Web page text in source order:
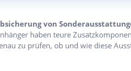
von
haben teure
zu prüfen, ob und wie diese